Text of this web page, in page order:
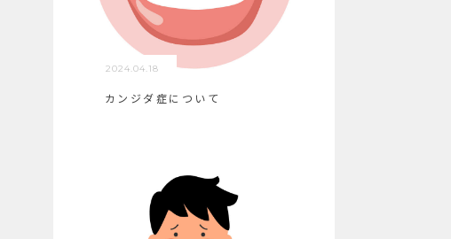
2024.04.18
カンジダ症について